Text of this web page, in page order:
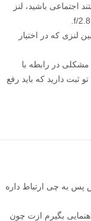
اجتماعی باشید، لنز
لنزی که در اختیار
در رابطه با
ثبت دارید که باید رفع
پس به چی ارتباط داره
بگیرم ازت چون